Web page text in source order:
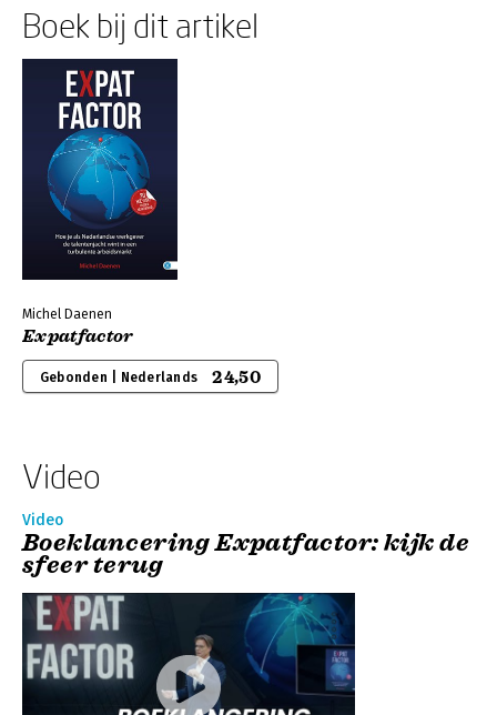
Boek bij dit artikel
Michel Daenen
Expatfactor
Gebonden | Nederlands 24,50
Video
Video
Boeklancering Expatfactor: kijk de
sfeer terug